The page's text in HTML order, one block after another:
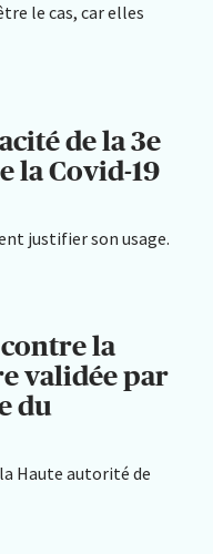
le cas, car elles
de la 3e
la Covid-19
justifier son usage.
contre la
validée par
du
la Haute autorité de